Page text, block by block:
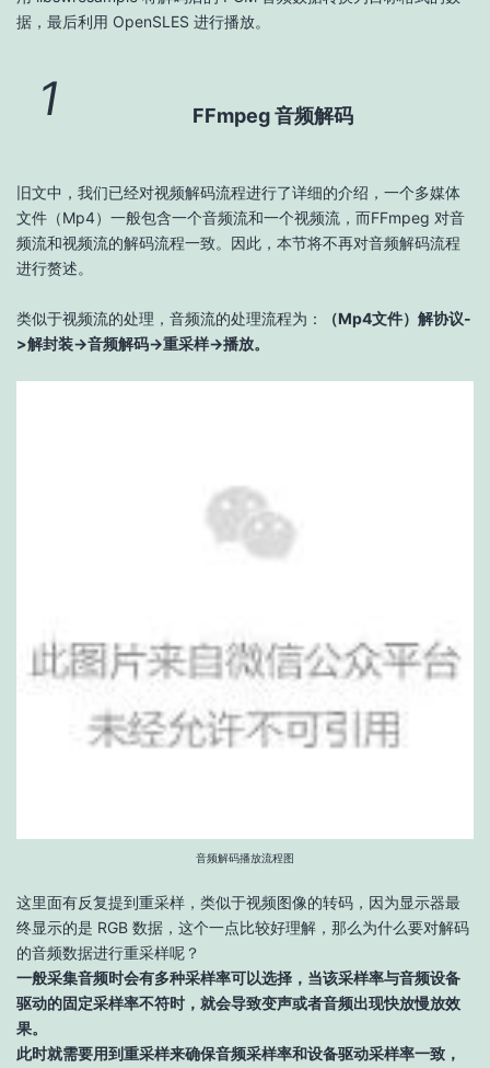
据，最后利用 OpenSLES 进行播放。
1 FFmpeg 音频解码
旧文中，我们已经对视频解码流程进行了详细的介绍，一个多媒体
文件（Mp4）一般包含一个音频流和一个视频流，而FFmpeg 对音
频流和视频流的解码流程一致。因此，本节将不再对音频解码流程
进行赘述。
类似于视频流的处理，音频流的处理流程为：
（Mp4文件）解协议-
>解封装->音频解码->重采样->播放。
音频解码播放流程图
这里面有反复提到重采样，类似于视频图像的转码，因为显示器最
终显示的是 RGB 数据，这个一点比较好理解，那么为什么要对解码
的音频数据进行重采样呢？
一般采集音频时会有多种采样率可以选择，当该采样率与音频设备
驱动的固定采样率不符时，就会导致变声或者音频出现快放慢放效
果。
此时就需要用到重采样来确保音频采样率和设备驱动采样率一致，